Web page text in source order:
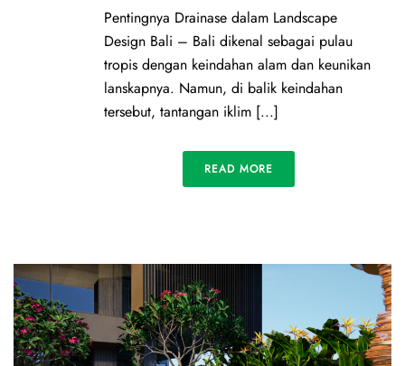
Pentingnya Drainase dalam Landscape
Design Bali – Bali dikenal sebagai pulau
tropis dengan keindahan alam dan keunikan
lanskapnya. Namun, di balik keindahan
tersebut, tantangan iklim [...]
READ MORE